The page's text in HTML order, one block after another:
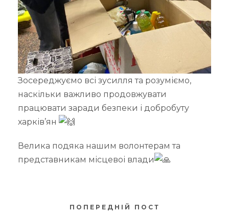
Зосереджуємо всі зусилля та розуміємо,
наскільки важливо продовжувати
працювати заради безпеки і добробуту
харків’ян
Велика подяка нашим волонтерам та
представникам місцевоі влади
ПОПЕРЕДНІЙ ПОСТ